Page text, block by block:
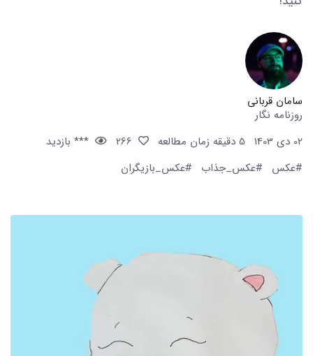
سامان قربانی
روزنامه نگار
02 دی 1403
5 دقیقه زمان مطالعه
*** بازدید
#عکس
#عکس_جذاب #عکس_بازیگران